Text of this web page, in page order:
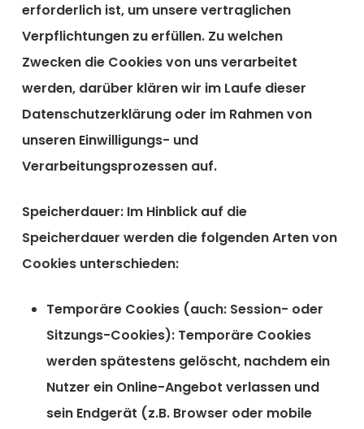
erforderlich ist, um unsere vertraglichen
Verpflichtungen zu erfüllen. Zu welchen
Zwecken die Cookies von uns verarbeitet
werden, darüber klären wir im Laufe dieser
Datenschutzerklärung oder im Rahmen von
unseren Einwilligungs- und
Verarbeitungsprozessen auf.
Speicherdauer: Im Hinblick auf die
Speicherdauer werden die folgenden Arten von
Cookies unterschieden:
Temporäre Cookies (auch: Session- oder
Sitzungs-Cookies):Temporäre Cookies
werden spätestens gelöscht, nachdem ein
Nutzer ein Online-Angebot verlassen und
sein Endgerät (z.B. Browser oder mobile